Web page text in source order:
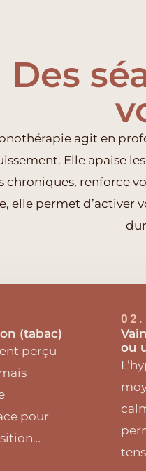
Des
agit en
Elle apaise
chroniques, renforce
elle permet d’activer
(tabac)
perçu
pour
02.
ou